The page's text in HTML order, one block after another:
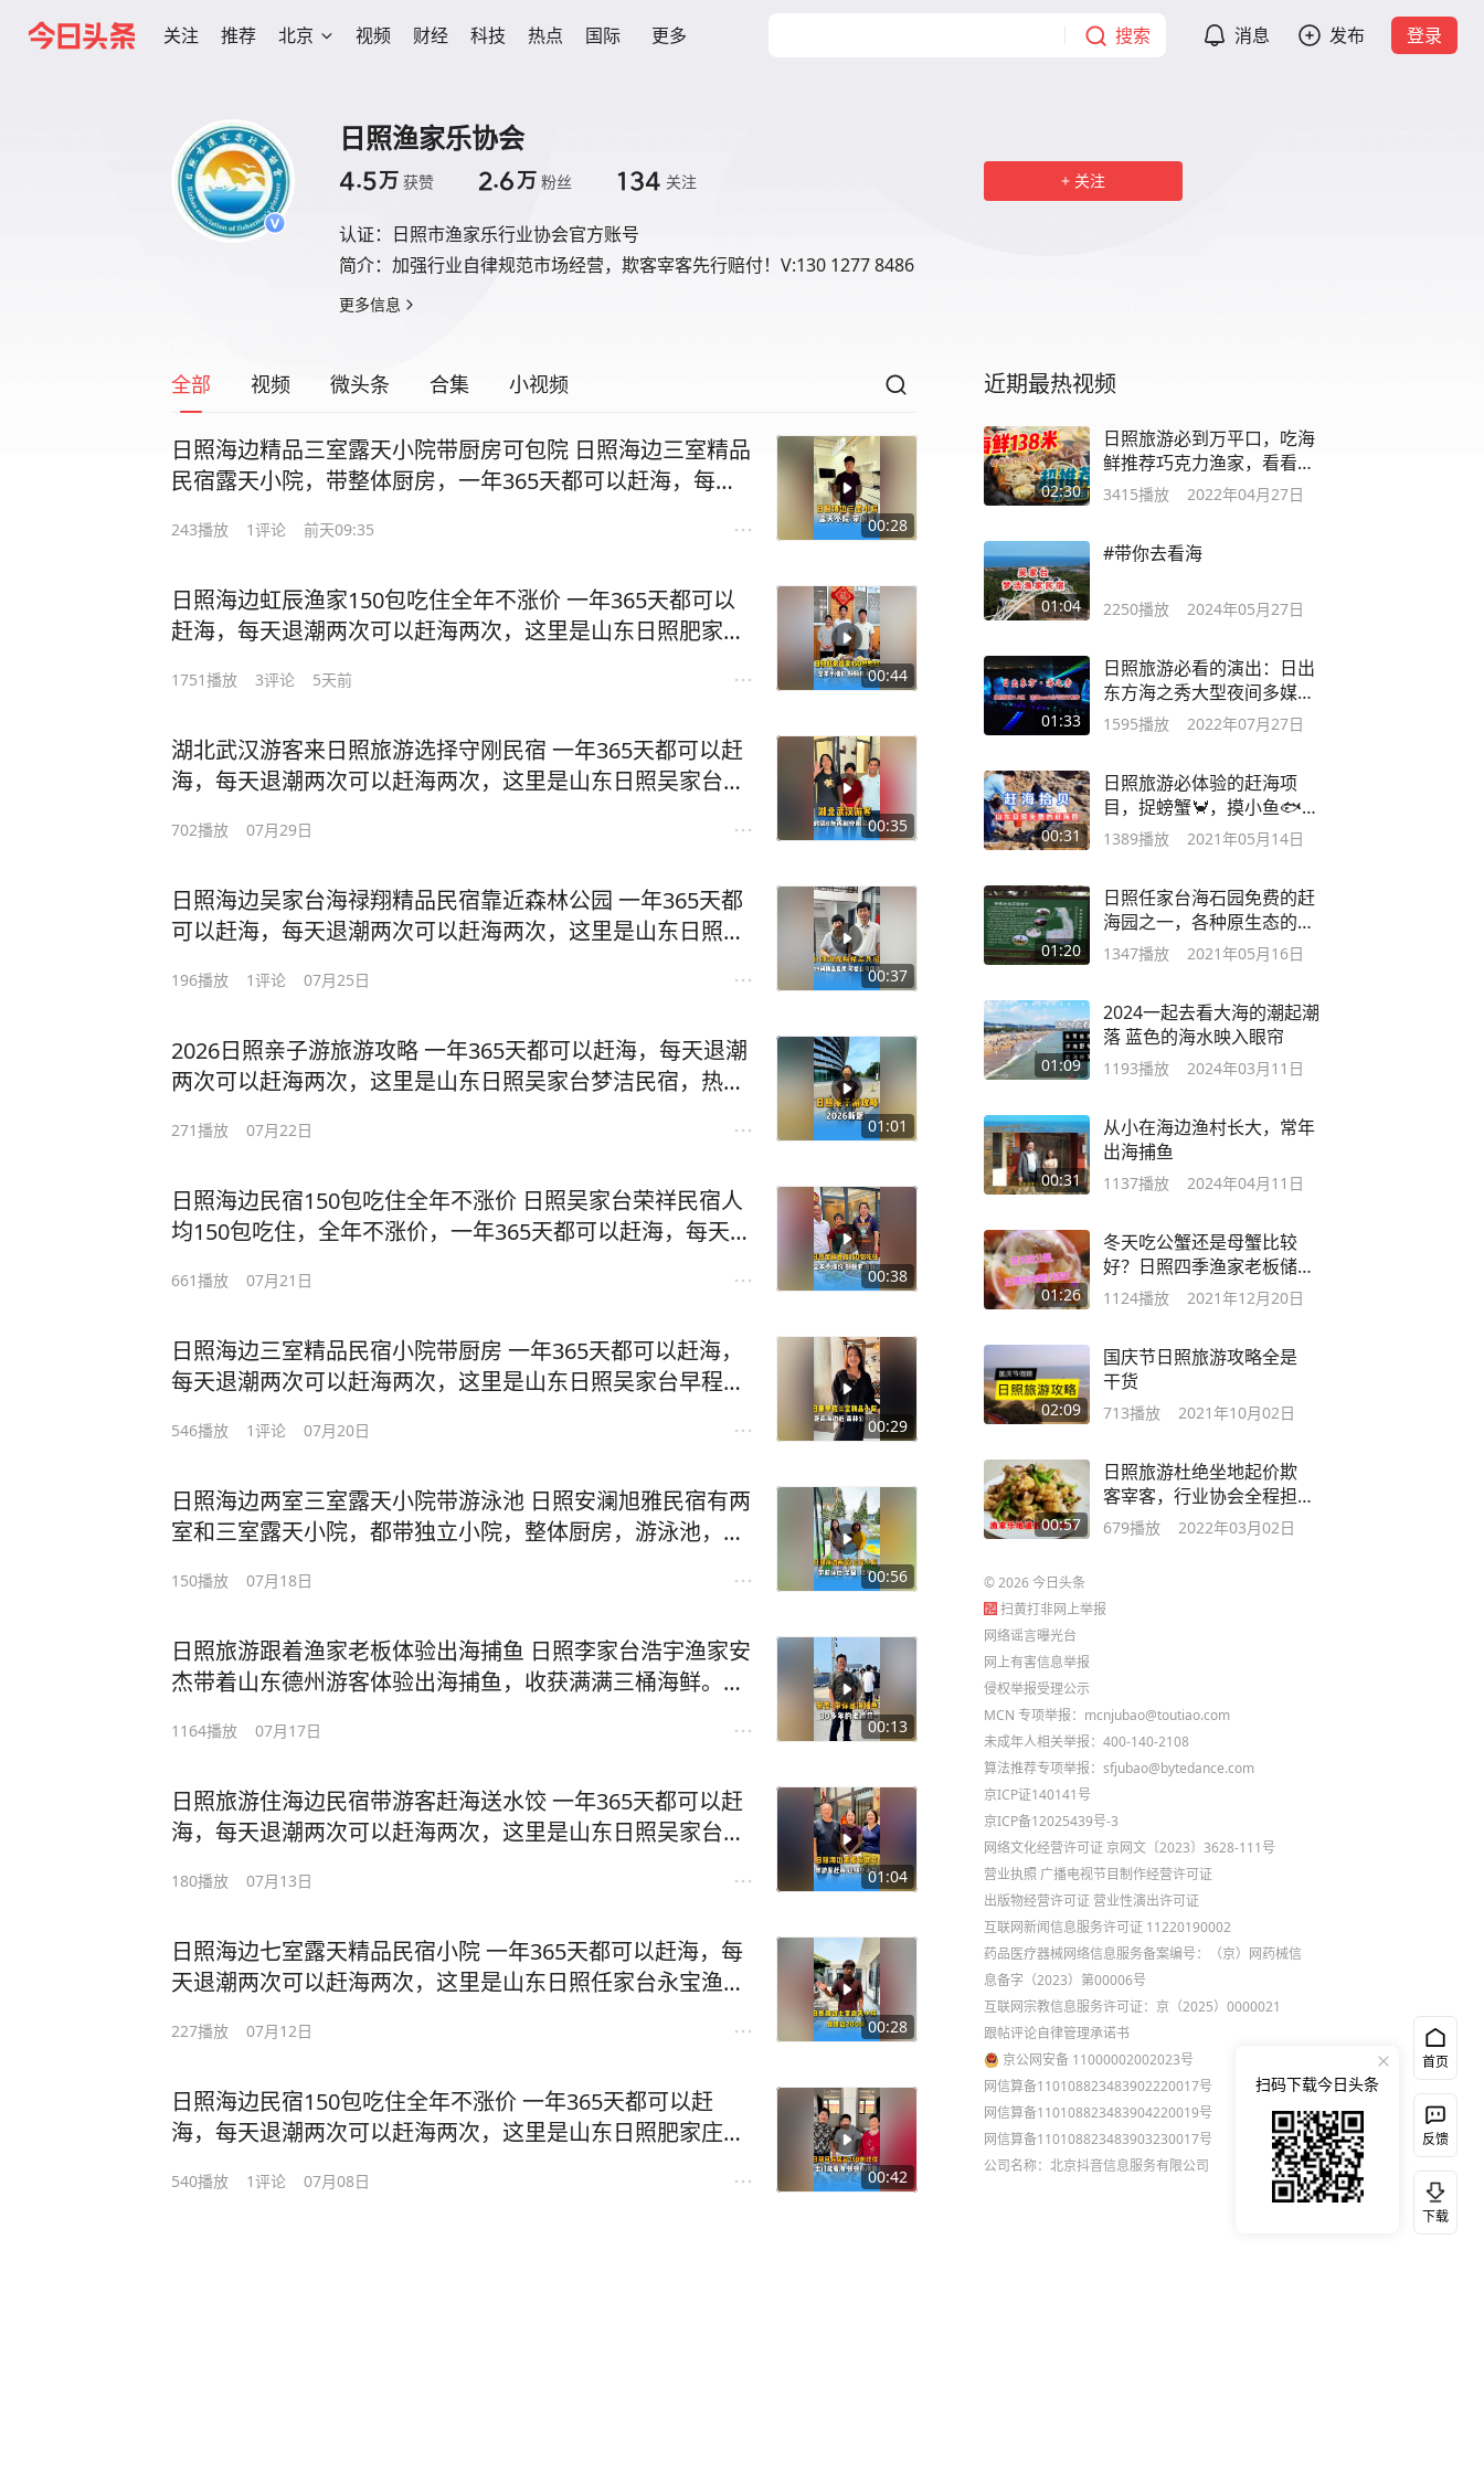
关注 推荐 北京 视频 财经 科技 热点 国际 更多 搜索 消息 发布 登录
日照渔家乐协会
4.5万 获赞 2.6万 粉丝 134 关注
认证： 日照市渔家乐行业协会官方账号
简介： 加强行业自律规范市场经营，欺客宰客先行赔付！V:130 1277 8486
更多信息
关注
全部 视频 微头条 合集 小视频
00:28
日照海边精品三室露天小院带厨房可包院 日照海边三室精品
民宿露天小院，带整体厨房，一年365天都可以赶海，每天
可以赶海拾贝、捉螃蟹捡海螺海星等，码头可以坐船出海捕
园，特别适合带小朋友老人来玩，自家的房子，不坑不骗无
套路，一个房间能住2-5人，吃海鲜经济实惠，诚信经营，明
码标价，快带上您的家人来日照看海吃海鲜吧!#日照旅游攻
略 #旅行推荐官 #日照 #日照民宿小院 #日照民宿
243播放 1评论 前天09:35
00:44
日照海边虹辰渔家150包吃住全年不涨价 一年365天都可以
赶海，每天退潮两次可以赶海两次，这里是山东日照肥家庄
了一家海鲜餐厅和民宿，家门口可以赶海拾贝、捉螃蟹捡海
沙滩平缓细软，旁边就是森林公园，特别适合带小朋友老人
来玩，自家的房子，不坑不骗无套路，一个房间能住2-5人，
吃海鲜经济实惠，诚信经营，明码标价，快带上您的家人来
日照看海吃海鲜吧!#日照旅游攻略 #旅行推荐官 #日照 #日
1751播放 3评论 5天前
00:35
湖北武汉游客来日照旅游选择守刚民宿 一年365天都可以赶
海，每天退潮两次可以赶海两次，这里是山东日照吴家台村
和民宿，家门口可以赶海拾贝、捉螃蟹捡海螺海星等，码头
旁边就是森林公园，特别适合带小朋友老人来玩，自家的房
子，不坑不骗无套路，一个房间能住2-5人，吃海鲜经济实
惠，诚信经营，明码标价，快带上您的家人来日照看海吃海
鲜吧！#日照旅游攻略 #旅行推荐官 #日照 #日照民宿 #海鲜
702播放 07月29日
00:37
日照海边吴家台海禄翔精品民宿靠近森林公园 一年365天都
可以赶海，每天退潮两次可以赶海两次，这里是山东日照吴
海鲜餐厅和民宿，家门口可以赶海拾贝、捉螃蟹捡海螺海星
缓细软，旁边就是森林公园，特别适合带小朋友老人来玩，
自家的房子，不坑不骗无套路，一个房间能住2-6人，吃海鲜
经济实惠，诚信经营，明码标价，快带上您的家人来日照看
海吃海鲜吧！#日照旅游攻略 #旅行推荐官 #日照 #民宿 #海
196播放 1评论 07月25日
01:01
2026日照亲子游旅游攻略 一年365天都可以赶海，每天退潮
两次可以赶海两次，这里是山东日照吴家台梦洁民宿，热情
赶海拾贝、捉螃蟹捡海螺海星等，码头可以坐船出海捕鱼，
特别适合带小朋友老人来玩，自家的房子，不坑不骗无套
路，一个房间能住2-6人，吃海鲜经济实惠，诚信经营，明码
标价，快带上您的家人来日照看海吃海鲜吧！#日照旅游攻
略 #旅行推荐官 #日照 #亲子旅游 #日照民宿
271播放 07月22日
00:38
日照海边民宿150包吃住全年不涨价 日照吴家台荣祥民宿人
均150包吃住，全年不涨价，一年365天都可以赶海，每天退
情朴实的60后夫妻在大海边500米的地方，开了一家海鲜餐
头可以坐船出海捕鱼，海水浴场可以洗海澡，沙滩平缓细
软，旁边就是森林公园，特别适合带小朋友老人来玩，自家
的房子，不坑不骗无套路，一个房间能住2-5人，吃海鲜经济
实惠，诚信经营，明码标价，快带上您的家人来日照看海吃
661播放 07月21日
00:29
日照海边三室精品民宿小院带厨房 一年365天都可以赶海，
每天退潮两次可以赶海两次，这里是山东日照吴家台早程民
宿，家门口可以赶海拾贝、捉螃蟹捡海螺海星等，码头可以
适合带小朋友老人来玩，自家的房子，不坑不骗无套路，一
个房间能住2-6人，吃海鲜经济实惠，诚信经营，明码标价，
快带上您的家人来日照看海吃海鲜吧！#日照 #日照旅游攻
略 #日照民宿 #日照旅游 #吴家台
546播放 1评论 07月20日
00:56
日照海边两室三室露天小院带游泳池 日照安澜旭雅民宿有两
室和三室露天小院，都带独立小院，整体厨房，游泳池，小
以游泳，赶海拾贝。#泳池民宿 #日照 #日照旅游攻略 #日照
150播放 07月18日
00:13
日照旅游跟着渔家老板体验出海捕鱼 日照李家台浩宇渔家安
杰带着山东德州游客体验出海捕鱼，收获满满三桶海鲜。#
1164播放 07月17日
01:04
日照旅游住海边民宿带游客赶海送水饺 一年365天都可以赶
海，每天退潮两次可以赶海两次，这里是山东日照吴家台村
厅和民宿，家门口可以赶海拾贝、捉螃蟹捡海螺海星等，码
软，旁边就是森林公园，特别适合带小朋友老人来玩，自家
的房子，不坑不骗无套路，一个房间能住2-6人，吃海鲜经济
实惠，诚信经营，明码标价，快带上您的家人来日照看海吃
海鲜吧！#日照旅游攻略 #旅行推荐官 #日照 #赶海 #民宿
180播放 07月13日
00:28
日照海边七室露天精品民宿小院 一年365天都可以赶海，每
天退潮两次可以赶海两次，这里是山东日照任家台永宝渔家
餐厅和民宿，家门口可以赶海拾贝、捉螃蟹捡海螺海星等，
软，特别适合带小朋友老人来玩，自家的房子，不坑不骗无
套路，一个房间能住2-6人，吃海鲜经济实惠，诚信经营，明
码标价，快带上您的家人来日照看海吃海鲜吧。#日照旅游
攻略 #民宿 #日照 #赶海 #日照民宿
227播放 07月12日
00:42
日照海边民宿150包吃住全年不涨价 一年365天都可以赶
海，每天退潮两次可以赶海两次，这里是山东日照肥家庄月
一家海鲜餐厅和民宿，家门口可以赶海拾贝、捉螃蟹捡海螺
540播放 1评论 07月08日
近期最热视频
02:30
日照旅游必到万平口，吃海
鲜推荐巧克力渔家，看看
138米能吃到啥
3415播放 2022年04月27日
01:04
#带你去看海
2250播放 2024年05月27日
01:33
日照旅游必看的演出：日出
东方海之秀大型夜间多媒体
水秀表演项目
1595播放 2022年07月27日
00:31
日照旅游必体验的赶海项
目，捉螃蟹🦀，摸小鱼🐟，
摸小虾🦐
1389播放 2021年05月14日
01:20
日照任家台海石园免费的赶
海园之一，各种原生态的奇
石壮观无比
1347播放 2021年05月16日
01:09
2024一起去看大海的潮起潮
落 蓝色的海水映入眼帘
1193播放 2024年03月11日
00:31
从小在海边渔村长大，常年
出海捕鱼
1137播放 2024年04月11日
01:26
冬天吃公蟹还是母蟹比较
好？日照四季渔家老板储备
上万斤螃蟹
1124播放 2021年12月20日
02:09
国庆节日照旅游攻略全是
干货
713播放 2021年10月02日
00:57
日照旅游杜绝坐地起价欺
客宰客，行业协会全程担
保
679播放 2022年03月02日
©2026今日头条
扫黄打非网上举报
网络谣言曝光台
网上有害信息举报
侵权举报受理公示
MCN 专项举报：mcnjubao@toutiao.com
未成年人相关举报：400-140-2108
算法推荐专项举报：sfjubao@bytedance.com
京ICP证140141号
京ICP备12025439号-3
网络文化经营许可证 京网文〔2023〕3628-111号
营业执照 广播电视节目制作经营许可证
出版物经营许可证 营业性演出许可证
互联网新闻信息服务许可证 11220190002
药品医疗器械网络信息服务备案编号：（京）网药械信
息备字（2023）第00006号
互联网宗教信息服务许可证：京（2025）0000021
跟帖评论自律管理承诺书
京公网安备 11000002002023号
网信算备110108823483902220017号
网信算备110108823483904220019号
网信算备110108823483903230017号
公司名称：北京抖音信息服务有限公司
首页
反馈
下载
扫码下载今日头条